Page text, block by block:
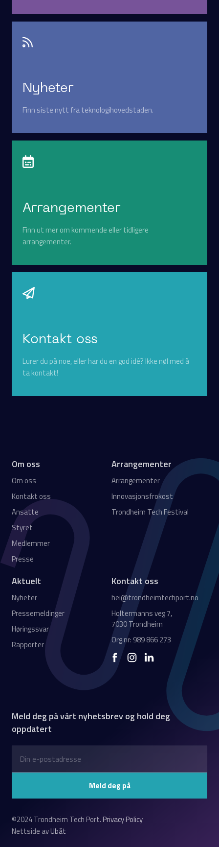
Nyheter
Finn siste nytt fra teknologihovedstaden.
Arrangementer
Finn ut mer om kommende eller tidligere
arrangementer.
Kontakt oss
Lurer du på noe, eller har du en god idé? Ikke nøl med å
ta kontakt!
Om oss
Om oss
Kontakt oss
Ansatte
Styret
Medlemmer
Presse
Arrangementer
Arrangementer
Innovasjonsfrokost
Trondheim Tech Festival
Aktuelt
Nyheter
Pressemeldinger
Høringssvar
Rapporter
Kontakt oss
hei@trondheimtechport.no
Holtermanns veg 7,
7030 Trondheim
Org.nr: 989 866 273
Meld deg på vårt nyhetsbrev og hold deg
oppdatert
©2024 Trondheim Tech Port.Privacy Policy
Nettside avUbåt